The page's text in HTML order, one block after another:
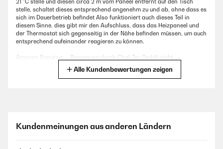
21 °C stelle und diesen circa 2 m vom Paneel entfernt auf den Tisch
stelle, schaltet dieses entsprechend angenehm zu und ab, ohne dass es
sich im Dauerbetrieb befindet Also funktioniert auch dieses Teil in
diesem Sinne. dies gibt mir den Aufschluss, dass das Heizpaneel und
der Thermostat sich gegenseitig in der Nähe befinden müssen, um auch
entsprechend aufeinander reagieren zu können.
Amazon Benutzer – Bewertung durch Chal-Tec GmbH nicht
eigenständig überprüft
Amazon Benutzer – Bewertung durch Chal-Tec GmbH nicht
Alle Kundenbewertungen zeigen
Kundenmeinungen aus anderen Ländern